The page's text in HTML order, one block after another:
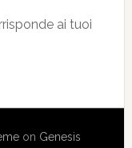
ai tuoi
on Genesis